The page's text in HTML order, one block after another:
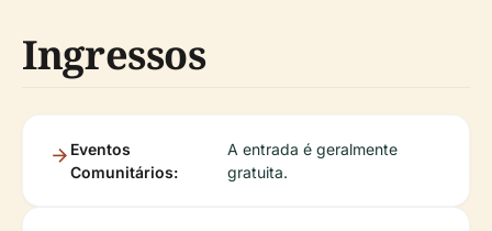
Ingressos
Eventos
Comunitários:
A entrada é geralmente
gratuita.